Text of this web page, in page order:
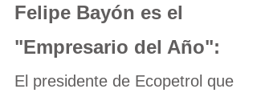
Felipe Bayón es el
"Empresario del Año":
El presidente de Ecopetrol que